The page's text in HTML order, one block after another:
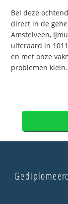
Bel deze
direct in de
Amstelveen,
uiteraard in
en met onze
problemen klein.